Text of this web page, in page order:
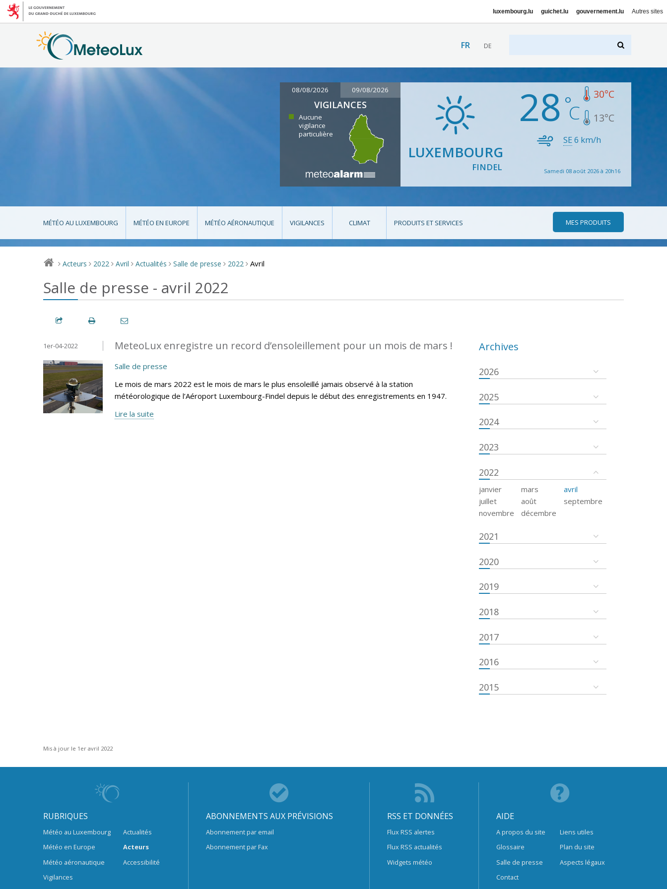
luxembourg.lu guichet.lu gouvernement.lu Autres sites
FR DE
08/08/2026 09/08/2026
VIGILANCES
Aucune
vigilance
particulière
LUXEMBOURG
FINDEL
28 30°C
13°C
SE6 km/h
Samedi 08 août 2026 à 20h16
MÉTÉO AU LUXEMBOURG MÉTÉO EN EUROPE MÉTÉO AÉRONAUTIQUE VIGILANCES CLIMAT PRODUITS ET SERVICES MES PRODUITS
> Acteurs > 2022 > Avril > Actualités > Salle de presse > 2022 > Avril
Salle de presse - avril 2022
MeteoLux enregistre un record d’ensoleillement pour un mois de mars !
1er-04-2022
Salle de presse
Le mois de mars 2022 est le mois de mars le plus ensoleillé jamais observé à la station
météorologique de l’Aéroport Luxembourg-Findel depuis le début des enregistrements en 1947.
Lire la suite
Archives
2026
2025
2024
2023
2022
janvier mars
avril
juillet
août
septembre
novembre
décembre
2021
2020
2019
2018
2017
2016
2015
Mis à jour le 1er avril 2022
RUBRIQUES
Météo au Luxembourg
Météo en Europe
Météo aéronautique
Vigilances
Actualités
Acteurs
Accessibilité
ABONNEMENTS AUX PRÉVISIONS
Abonnement par email
Abonnement par Fax
RSS ET DONNÉES
Flux RSS alertes
Flux RSS actualités
Widgets météo
AIDE
A propos du site
Glossaire
Salle de presse
Contact
Liens utiles
Plan du site
Aspects légaux